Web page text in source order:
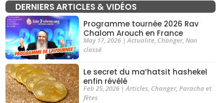
DERNIERS ARTICLES & VIDÉOS
Programme tournée 2026 Rav
Chalom Arouch en France
May 17, 2026|Actualite, Changer, Non
classé
Le secret du ma’hatsit hashekel
enfin révélé
Feb 25, 2026|Articles, Changer, Paracha et
fêtes